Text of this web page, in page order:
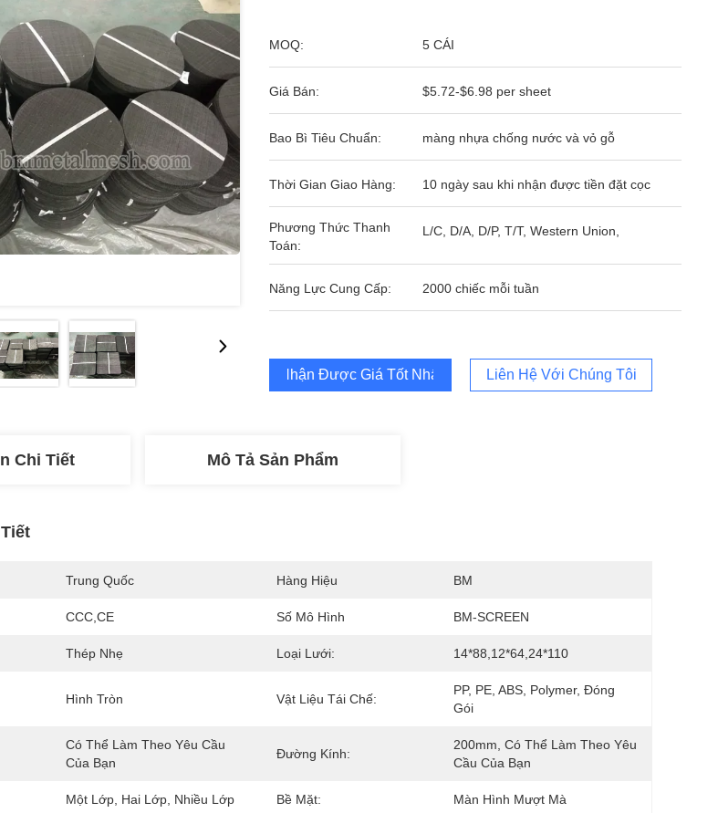
MOQ: 5 CÁI
Giá Bán: $5.72-$6.98 per sheet
Bao Bì Tiêu Chuẩn: màng nhựa chống nước và vỏ gỗ
Thời Gian Giao Hàng: 10 ngày sau khi nhận được tiền đặt cọc
Phương Thức Thanh
Toán:
L/C, D/A, D/P, T/T, Western Union,
Năng Lực Cung Cấp: 2000 chiếc mỗi tuần
Nhận Được Giá Tốt Nhất Liên Hệ Với Chúng Tôi
Chi Tiết Mô Tả Sản Phẩm
Trung Quốc Hàng Hiệu BM
CCC,CE Số Mô Hình BM-SCREEN
Thép Nhẹ Loại Lưới: 14*88,12*64,24*110
Hình Tròn Vật Liệu Tái Chế:
PP, PE, ABS, Polymer, Đóng
Gói
Có Thể Làm Theo Yêu Cầu
Của Bạn
Đường Kính:
200mm, Có Thể Làm Theo Yêu
Cầu Của Bạn
Một Lớp, Hai Lớp, Nhiều Lớp Bề Mặt: Màn Hình Mượt Mà